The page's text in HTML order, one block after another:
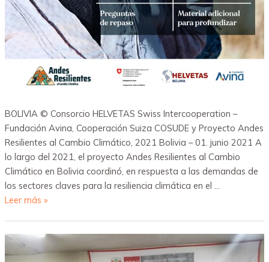
BOLIVIA © Consorcio HELVETAS Swiss Intercooperation –
Fundación Avina, Cooperación Suiza COSUDE y Proyecto Andes
Resilientes al Cambio Climático, 2021 Bolivia – 01. junio 2021 A
lo largo del 2021, el proyecto Andes Resilientes al Cambio
Climático en Bolivia coordinó, en respuesta a las demandas de
los sectores claves para la resiliencia climática en el …
Leer más »